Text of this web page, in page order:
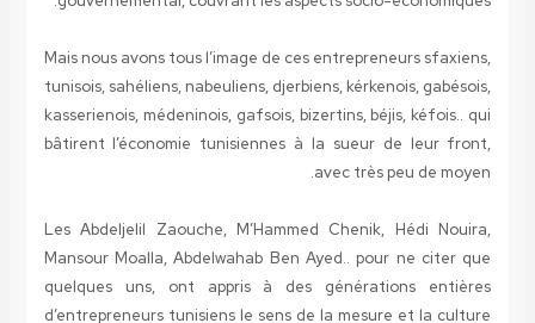
Mais nous avons tous l’image de ces entrepreneurs sfaxiens,
tunisois, sahéliens, nabeuliens, djerbiens, kérkenois, gabésois,
kasserienois, médeninois, gafsois, bizertins, béjis, kéfois.. qui
bâtirent l’économie tunisiennes à la sueur de leur front,
avec très peu de moyen.
Les Abdeljelil Zaouche, M’Hammed Chenik, Hédi Nouira,
Mansour Moalla, Abdelwahab Ben Ayed.. pour ne citer que
quelques uns, ont appris à des générations entières
d’entrepreneurs tunisiens le sens de la mesure et la culture